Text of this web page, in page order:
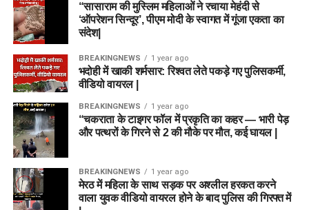
“सासाराम की मुस्लिम महिलाओं ने रचाया मेहंदी से
‘ऑपरेशन सिन्दूर’, पीएम मोदी के स्वागत में गूंजा एकता का
संदेश|
BREAKINGNEWS 1 year ago
भदोही में खाकी शर्मसार: रिश्वत लेते पकड़े गए पुलिसकर्मी,
वीडियो वायरल |
BREAKINGNEWS 1 year ago
“चकराता के टाइगर फॉल में प्रकृति का कहर — भारी पेड़
और पत्थरों के गिरने से 2 की मौके पर मौत, कई घायल |
BREAKINGNEWS 1 year ago
मेरठ में महिला के साथ सड़क पर अश्लील हरकत करने
वाला युवक वीडियो वायरल होने के बाद पुलिस की गिरफ्त में